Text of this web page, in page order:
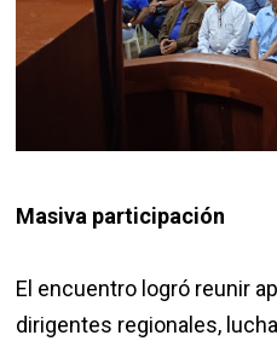
Masiva participación
El encuentro logró reunir
dirigentes regionales,